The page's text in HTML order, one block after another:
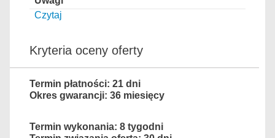
Czytaj
Kryteria oceny oferty
Termin płatności: 21 dni
Okres gwarancji: 36 miesięcy
Termin wykonania: 8 tygodni